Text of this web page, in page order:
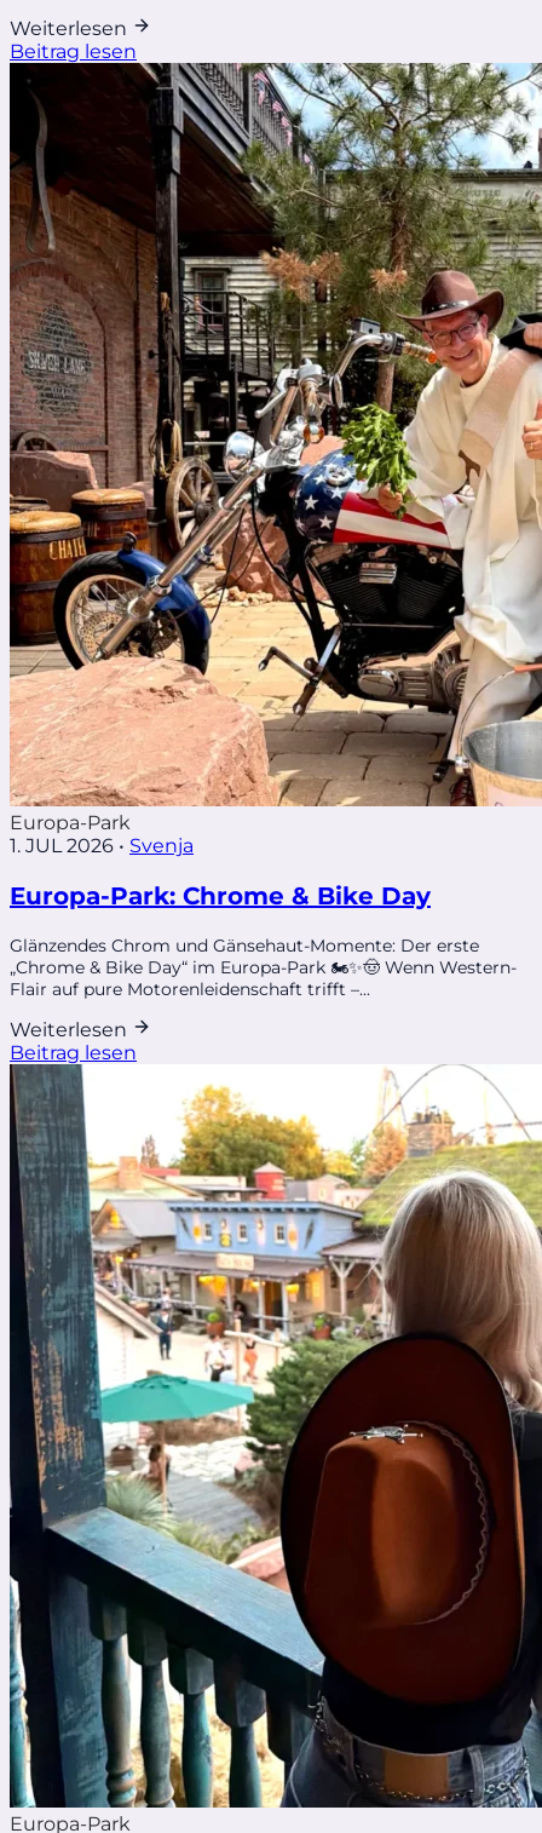
Weiterlesen
Beitrag lesen
Europa-Park
1. JUL 2026 • Svenja
Europa-Park: Chrome & Bike Day
Glänzendes Chrom und Gänsehaut-Momente: Der erste
„Chrome & Bike Day“ im Europa-Park 🏍️✨🤠 Wenn Western-
Flair auf pure Motorenleidenschaft trifft –...
Weiterlesen
Beitrag lesen
Europa-Park